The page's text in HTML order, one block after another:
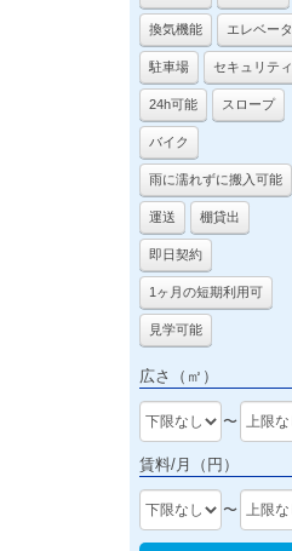
換気機能 エレベータ
駐車場 セキュリティ
24h可能 スロープ
バイク
雨に濡れずに搬入可能
運送 棚貸出
即日契約
1ヶ月の短期利用可
見学可能
広さ（㎡）
〜
賃料/月（円）
〜